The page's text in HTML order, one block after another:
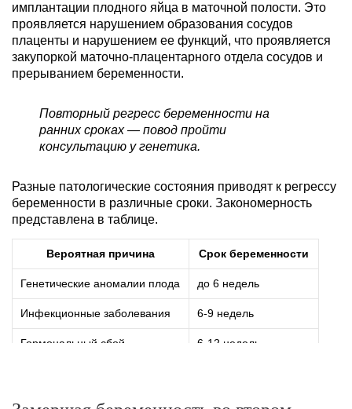
имплантации плодного яйца в маточной полости. Это
проявляется нарушением образования сосудов
плаценты и нарушением ее функций, что проявляется
закупоркой маточно-плацентарного отдела сосудов и
прерыванием беременности.
Повторный регресс беременности на
ранних сроках — повод пройти
консультацию у генетика.
Разные патологические состояния приводят к регрессу
беременности в различные сроки. Закономерность
представлена в таблице.
Вероятная причина Срок беременности
Генетические аномалии плода до 6 недель
Инфекционные заболевания 6-9 недель
Гормональный сбой 6-12 недель
Патология системы гемостаза